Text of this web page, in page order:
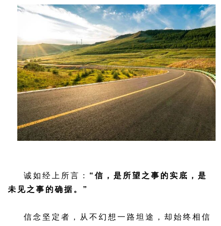
诚如经上所言： “信，是所望之事的实底，是
未见之事的确据。”
信念坚定者，从不幻想一路坦途，却始终相信